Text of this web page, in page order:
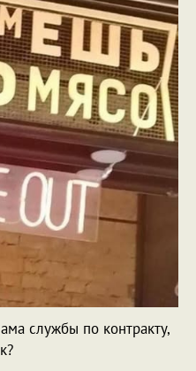
службы по контракту,